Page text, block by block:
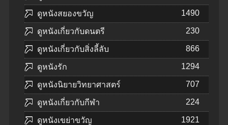
ดูหนังสยองขวัญ 1490
ดูหนังเกี่ยวกับดนตรี 230
ดูหนังเกี่ยวกับสิ่งลี้ลับ 866
ดูหนังรัก 1294
ดูหนังนิยายวิทยาศาสตร์ 707
ดูหนังเกี่ยวกับกีฬา 224
ดูหนังเขย่าขวัญ 1921